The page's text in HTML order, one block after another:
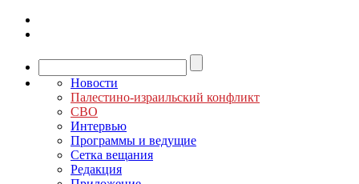
Новости
Палестино-израильский конфликт
СВО
Интервью
Программы и ведущие
Сетка вещания
Редакция